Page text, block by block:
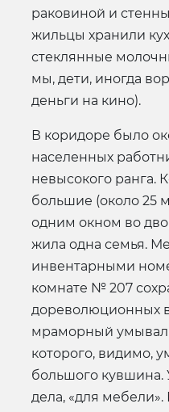
раковиной и
жильцы хранили
стеклянные
мы, дети, иногда
деньги на кино).
В коридоре было
населенных
невысокого ранга.
большие (около 25
одним окном во
жила одна семья.
инвентарными
комнате № 207
дореволюционных
мраморный
которого, видимо,
большого кувшина.
дела, «для